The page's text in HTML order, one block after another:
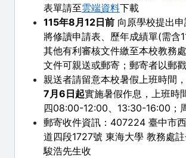
表單請至雲端資料下載
115年8月12日前 向原學校提出申
將修讀申請表、歷年成績單(需含
其他有利審核文件繳至本校教務
文件可親送或郵寄；郵寄者以郵戳
親送者請留意本校暑假上班時間，
7月6日起實施暑假作息，上班時
四08:00-12:00、13:30-16:00；
郵寄收件資訊：407224 臺中市
道四段1727號 東海大學 教務處
駿浩先生收